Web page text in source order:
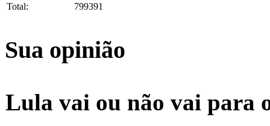
Total:
799391
Sua opinião
Lula vai ou não vai para